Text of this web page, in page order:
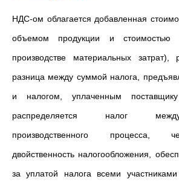
НДС-ом облагается добавленная
объемом продукции и стоимостью
производстве материальных затрат),
разница между суммой налога,
и налогом, уплаченным
распределяется налог
производственного процесса,
двойственность налогообложения,
за уплатой налога всеми участниками